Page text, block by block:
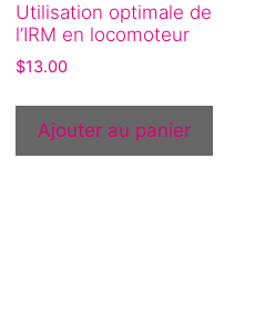
Utilisation optimale de
l’IRM en locomoteur
$13.00
Ajouter au panier